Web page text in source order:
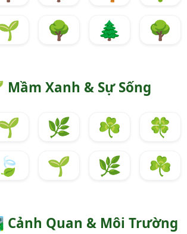
🌳 🌲 🌳
Mầm Xanh & Sự Sống
🌿 ☘️ 🍀
🌱 🌿 ☘️
Cảnh Quan & Môi Trường